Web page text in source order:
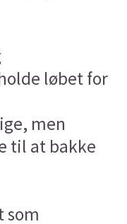
løbet for
men
til at bakke
som